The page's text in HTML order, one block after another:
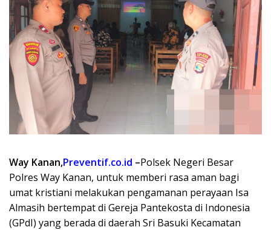
Way Kanan,Preventif.co.id –Polsek Negeri Besar
Polres Way Kanan, untuk memberi rasa aman bagi
umat kristiani melakukan pengamanan perayaan Isa
Almasih bertempat di Gereja Pantekosta di Indonesia
(GPdI) yang berada di daerah Sri Basuki Kecamatan